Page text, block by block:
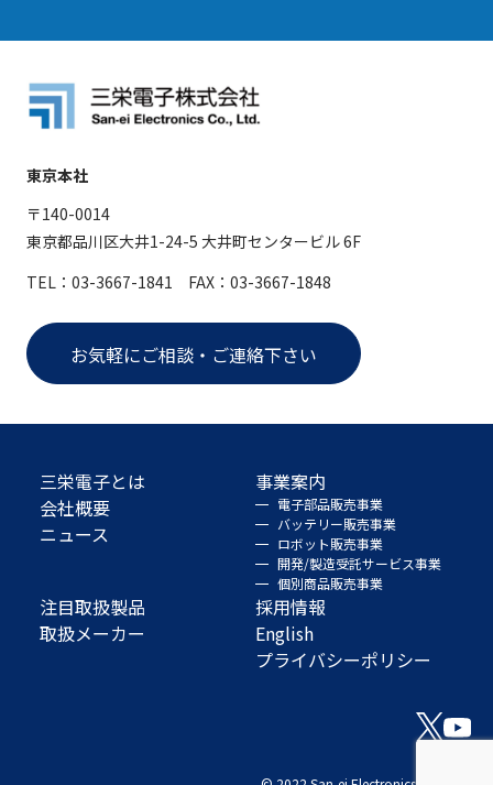
東京本社
〒140-0014
東京都品川区大井1-24-5 大井町センタービル 6F
TEL：03-3667-1841 FAX：03-3667-1848
お気軽にご相談・ご連絡下さい
三栄電子とは
会社概要
ニュース
事業案内
電子部品販売事業
バッテリー販売事業
ロボット販売事業
開発/製造受託サービス事業
個別商品販売事業
注目取扱製品
取扱メーカー
採用情報
English
プライバシーポリシー